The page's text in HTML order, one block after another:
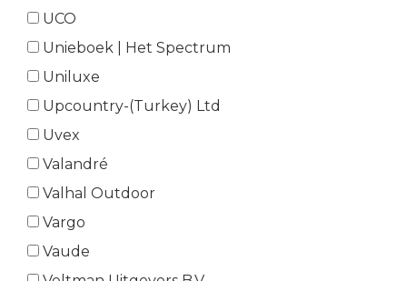
UCO
Unieboek | Het Spectrum
Uniluxe
Upcountry-(Turkey) Ltd
Uvex
Valandré
Valhal Outdoor
Vargo
Vaude